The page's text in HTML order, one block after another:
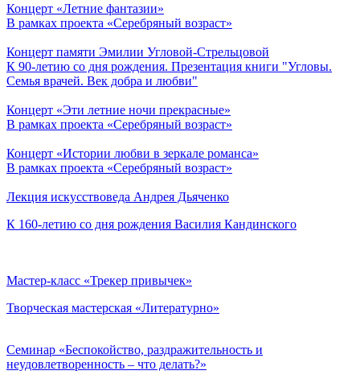
Концерт «Летние фантазии»
В рамках проекта «Серебряный возраст»
Концерт памяти Эмилии Угловой-Стрельцовой
К 90-летию со дня рождения. Презентация книги "Угловы.
Семья врачей. Век добра и любви"
Концерт «Эти летние ночи прекрасные»
В рамках проекта «Серебряный возраст»
Концерт «Истории любви в зеркале романса»
В рамках проекта «Серебряный возраст»
Лекция искусствоведа Андрея Дьяченко
К 160-летию со дня рождения Василия Кандинского
Мастер-класс «Трекер привычек»
Творческая мастерская «Литературно»
Семинар «Беспокойство, раздражительность и
неудовлетворенность – что делать?»